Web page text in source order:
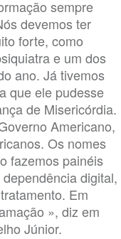
sempre
devemos ter
forte, como
e um dos
ano. Já tivemos
que ele pudesse
de Misericórdia.
Americano,
Os nomes
fazemos painéis
digital,
Em
», diz em
Júnior.